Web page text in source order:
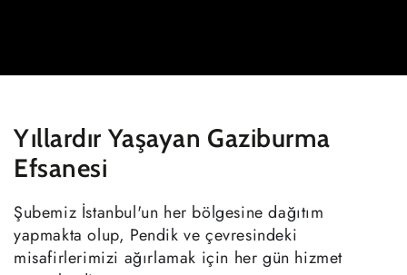
Yıllardır Yaşayan Gaziburma
Efsanesi
Şubemiz İstanbul'un her bölgesine dağıtım
yapmakta olup, Pendik ve çevresindeki
misafirlerimizi ağırlamak için her gün hizmet